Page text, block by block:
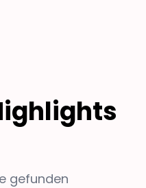
gefunden